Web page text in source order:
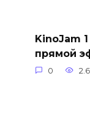
KinoJam
прямой
0